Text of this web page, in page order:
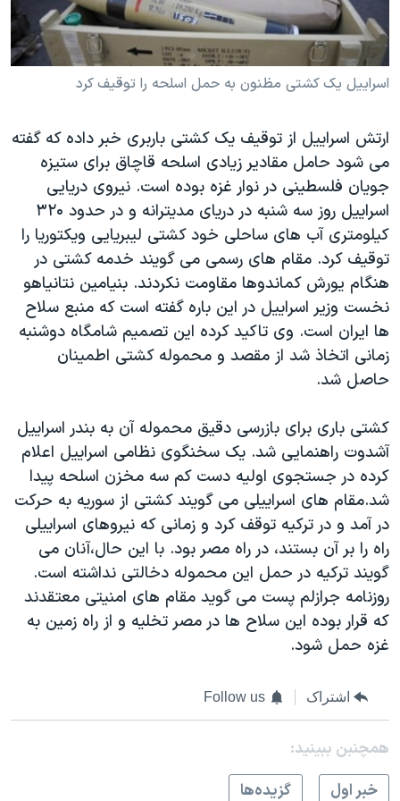
فرهنگ و زندگی
حقوق شهروندی
اقتصادی
اسرائیل در جنگ
گالری عکس
آرشیو پخش زنده
مستندها
انتخابات ریاست جمهوری آمریکا ۲۰۲۴
حمله جمهوری اسلامی به اسرائیل
ورزش زنان در ایران
اعتراضات زن، زندگی، آزادی
مجموعه مستندهای دادخواهی
تریبونال مردمی آبان ۹۸
دادگاه حمید نوری
چهل سال گروگان‌گیری
قانون شفافیت دارائی کادر رهبری ایران
اعتراضات مردمی آبان ۹۸
نرگس محمدی برنده جایزه نوبل صلح
همایش محافظه‌کاران آمریکا «سی‌پک»
صفحه‌های ویژه
سفر پرزیدنت ترامپ به چین
دنبال کنید
زبانهای مختلف
اسراییل یک کشتی مظنون به حمل اسلحه را توقیف کرد
ارتش اسراییل از توقیف یک کشتی باربری خبر داده که گفته
می شود حامل مقادیر زیادی اسلحه قاچاق برای ستیزه
جویان فلسطینی در نوار غزه بوده است. نیروی دریایی
اسراییل روز سه شنبه در دریای مدیترانه و در حدود ۳۲۰
کیلومتری آب های ساحلی خود کشتی لیبریایی ویکتوریا را
توقیف کرد. مقام های رسمی می گویند خدمه کشتی در
هنگام یورش کماندوها مقاومت نکردند. بنیامین نتانیاهو
نخست وزیر اسراییل در این باره گفته است که منبع سلاح
ها ایران است. وی تاکید کرده این تصمیم شامگاه دوشنبه
زمانی اتخاذ شد از مقصد و محموله کشتی اطمینان
حاصل شد.
کشتی باری برای بازرسی دقیق محموله آن به بندر اسراییل
آشدوت راهنمایی شد. یک سخنگوی نظامی اسراییل اعلام
کرده در جستجوی اولیه دست کم سه مخزن اسلحه پیدا
شد.مقام های اسراییلی می گویند کشتی از سوریه به حرکت
در آمد و در ترکیه توقف کرد و زمانی که نیروهای اسراییلی
راه را بر آن بستند، در راه مصر بود. با این حال،آنان می
گویند ترکیه در حمل این محموله دخالتی نداشته است.
روزنامه جرازلم پست می گوید مقام های امنیتی معتقدند
که قرار بوده این سلاح ها در مصر تخلیه و از راه زمین به
غزه حمل شود.
اشتراک Follow us
همچنبن ببینید:
خبر اول
گزيده‌ها